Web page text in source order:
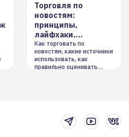
Торговля по
новостям:
принципы,
лайфхаки,
инструменты
Как торговать по
новостям, какие источники
использовать, как
правильно оценивать